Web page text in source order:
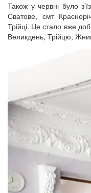
Також у червні було
Сватове, смт
Трійці. Це стало вже
Великдень, Трійцю,